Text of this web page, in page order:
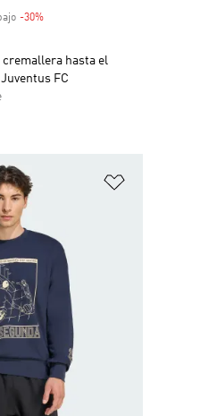
-30%Descuento
hasta el
FC